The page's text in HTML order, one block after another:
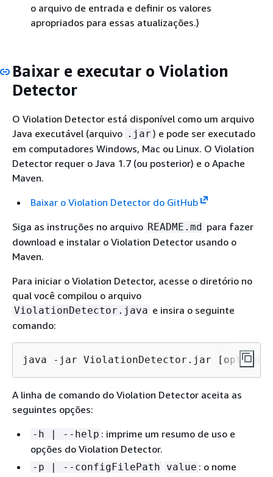
o arquivo de entrada e definir os valores
apropriados para essas atualizações.)
Baixar e executar o Violation
Detector
O Violation Detector está disponível como um arquivo
Java executável (arquivo .jar ) e pode ser executado
em computadores Windows, Mac ou Linux. O Violation
Detector requer o Java 1.7 (ou posterior) e o Apache
Maven.
Baixar o Violation Detector do GitHub
Siga as instruções no arquivo README.md para fazer
download e instalar o Violation Detector usando o
Maven.
Para iniciar o Violation Detector, acesse o diretório no
qual você compilou o arquivo
ViolationDetector.java e insira o seguinte
comando:
java -jar ViolationDetector.jar [options]
A linha de comando do Violation Detector aceita as
seguintes opções:
-h | --help : imprime um resumo de uso e
opções do Violation Detector.
-p | --configFilePath value : o nome